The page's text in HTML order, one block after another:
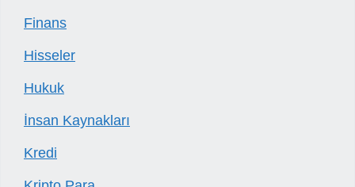
Finans
Hisseler
Hukuk
İnsan Kaynakları
Kredi